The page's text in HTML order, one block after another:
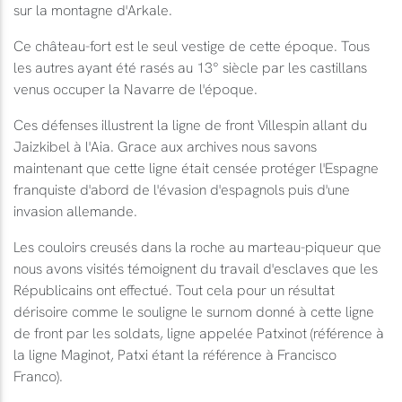
sur la montagne d'Arkale.
Ce château-fort est le seul vestige de cette époque. Tous
les autres ayant été rasés au 13° siècle par les castillans
venus occuper la Navarre de l'époque.
Ces défenses illustrent la ligne de front Villespin allant du
Jaizkibel à l'Aia. Grace aux archives nous savons
maintenant que cette ligne était censée protéger l'Espagne
franquiste d'abord de l'évasion d'espagnols puis d'une
invasion allemande.
Les couloirs creusés dans la roche au marteau-piqueur que
nous avons visités témoignent du travail d'esclaves que les
Républicains ont effectué. Tout cela pour un résultat
dérisoire comme le souligne le surnom donné à cette ligne
de front par les soldats, ligne appelée Patxinot (référence à
la ligne Maginot, Patxi étant la référence à Francisco
Franco).